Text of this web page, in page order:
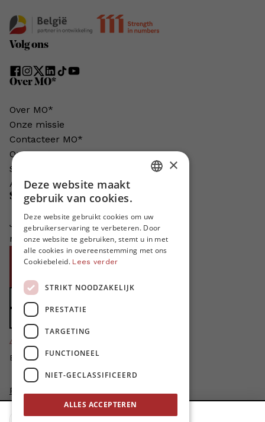
Volg ons
Over MO*
Over MO*
Onze missie
Contacteer MO*
Onze auteurs
Schrijven voor MO*?
Adverteren in MO*
Steun MO*
Je helpt ons groeien. MO* bestaat
niet zonder jouw steun!
Doe een gift
Zet MO* in uw testament
4424
Bedankt voor jullie steun!
Privacybeleid
Disclaimer
ENGLISH
×
Deze website maakt
gebruik van cookies.
Deze website gebruikt cookies om uw
gebruikerservaring te verbeteren. Door
onze website te gebruiken, stemt u in met
alle cookies in overeenstemming met ons
Cookiebeleid. Lees verder
STRIKT NOODZAKELIJK
PRESTATIE
TARGETING
FUNCTIONEEL
NIET-GECLASSIFICEERD
ALLES ACCEPTEREN